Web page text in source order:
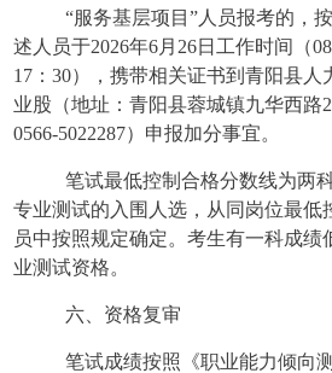
“服务基层项目”人员报考的，
述人员于2026年6月26日工作时间（
17：30），携带相关证书到青阳县
业股（地址：青阳县蓉城镇九华西路
0566-5022287）申报加分事宜。
笔试最低控制合格分数线为两
专业测试的入围人选，从同岗位最低
员中按照规定确定。考生有一科成绩
业测试资格。
六、资格复审
笔试成绩按照《职业能力倾向